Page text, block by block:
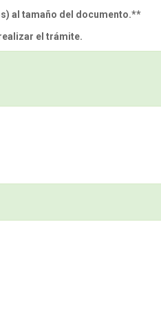
al tamaño del documento.**
el trámite.